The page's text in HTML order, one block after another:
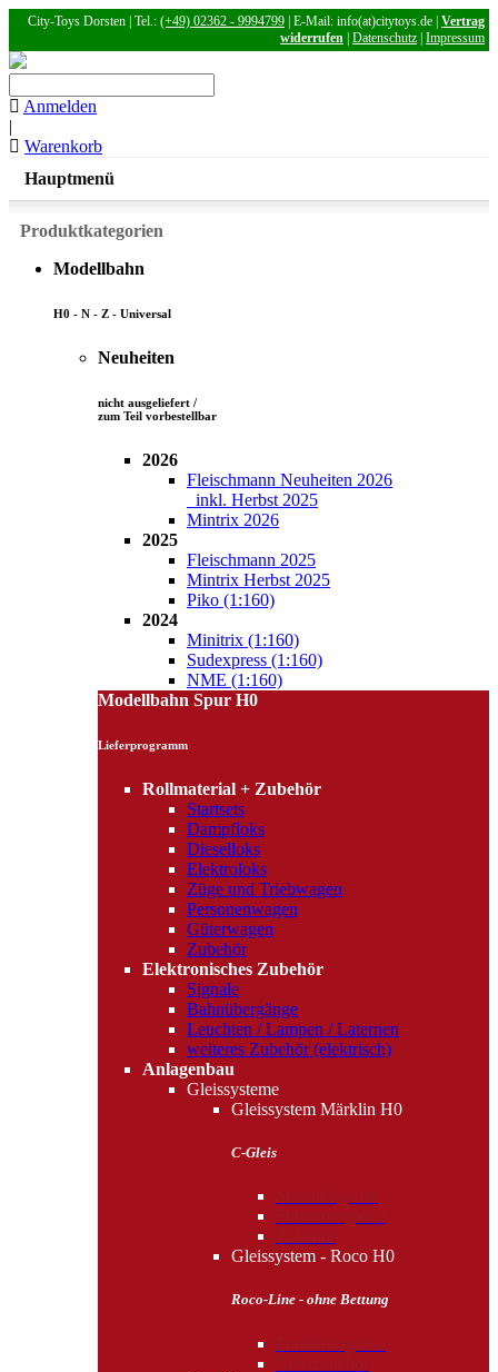
City-Toys Dorsten | Tel.: (+49) 02362 - 9994799 | E-Mail: info(at)citytoys.de | Vertrag
widerrufen Datenschutz Impressum
Anmelden
|
Warenkorb
Hauptmenü
Produktkategorien
Modellbahn
H0 - N - Z - Universal
Neuheiten
nicht ausgeliefert /
zum Teil vorbestellbar
2026
Fleischmann Neuheiten 2026
inkl. Herbst 2025
Mintrix 2026
2025
Fleischmann 2025
Mintrix Herbst 2025
Piko (1:160)
2024
Minitrix (1:160)
Sudexpress (1:160)
NME (1:160)
Modellbahn Spur H0
Lieferprogramm
Rollmaterial + Zubehör
Startsets
Dampfloks
Dieselloks
Elektroloks
Züge und Triebwagen
Personenwagen
Güterwagen
Zubehör
Elektronisches Zubehör
Signale
Bahnübergänge
Leuchten / Lampen / Laternen
weiteres Zubehör (elektrisch)
Anlagenbau
Gleissysteme
Gleissystem Märklin H0
C-Gleis
Gleissystem - Roco H0
Roco-Line - ohne Bettung